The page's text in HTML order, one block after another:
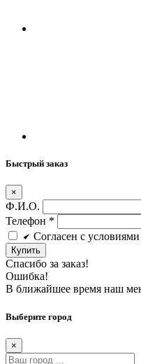
Быстрый заказ
×
Ф.И.О.
Телефон *
Cогласен c условиями
Купить
Спасибо за заказ!
Ошибка!
В ближайшее время наш
Выберите город
×